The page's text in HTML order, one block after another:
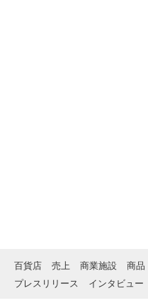
百貨店 売上 商業施設 商品
プレスリリース
インタビュー